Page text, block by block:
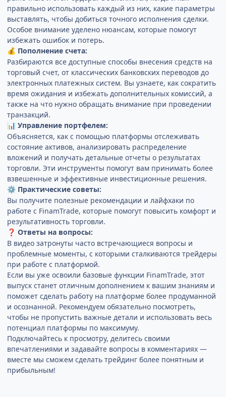
правильно использовать каждый из них, какие параметры
выставлять, чтобы добиться точного исполнения сделки.
Особое внимание уделено нюансам, которые помогут
избежать ошибок и потерь.
💰 Пополнение счета:
Разбираются все доступные способы внесения средств на
торговый счет, от классических банковских переводов до
электронных платежных систем. Вы узнаете, как сократить
время ожидания и избежать дополнительных комиссий, а
также на что нужно обращать внимание при проведении
транзакций.
📊 Управление портфелем:
Объясняется, как с помощью платформы отслеживать
состояние активов, анализировать распределение
вложений и получать детальные отчеты о результатах
торговли. Эти инструменты помогут вам принимать более
взвешенные и эффективные инвестиционные решения.
⚙️ Практические советы:
Вы получите полезные рекомендации и лайфхаки по
работе с FinamTrade, которые помогут повысить комфорт и
результативность торговли.
❓ Ответы на вопросы:
В видео затронуты часто встречающиеся вопросы и
проблемные моменты, с которыми сталкиваются трейдеры
при работе с платформой.
Если вы уже освоили базовые функции FinamTrade, этот
выпуск станет отличным дополнением к вашим знаниям и
поможет сделать работу на платформе более продуманной
и осознанной. Рекомендуем обязательно посмотреть,
чтобы не пропустить важные детали и использовать весь
потенциал платформы по максимуму.
Подключайтесь к просмотру, делитесь своими
впечатлениями и задавайте вопросы в комментариях —
вместе мы сможем сделать трейдинг более понятным и
прибыльным!